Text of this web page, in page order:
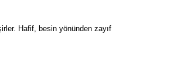
Hafif, besin yönünden zayıf